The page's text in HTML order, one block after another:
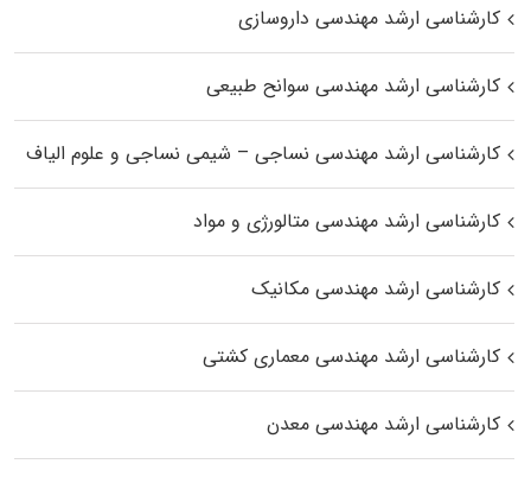
کارشناسی ارشد مهندسی داروسازی
کارشناسی ارشد مهندسی سوانح طبیعی
کارشناسی ارشد مهندسی نساجی – شیمی نساجی و علوم الیاف
کارشناسی ارشد مهندسی متالورژی و مواد
کارشناسی ارشد مهندسی مکانیک
کارشناسی ارشد مهندسی معماری کشتی
کارشناسی ارشد مهندسی معدن